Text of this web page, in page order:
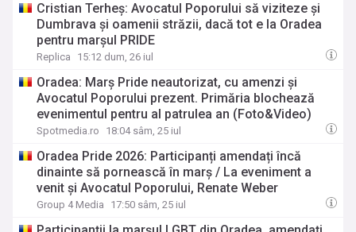
Cristian Terheș: Avocatul Poporului să viziteze și
Dumbrava și oamenii străzii, dacă tot e la Oradea
pentru marșul PRIDE
Replica 15:12 dum, 26 iul
Oradea: Marș Pride neautorizat, cu amenzi și
Avocatul Poporului prezent. Primăria blochează
evenimentul pentru al patrulea an (Foto&Video)
Spotmedia.ro 18:04 sâm, 25 iul
Oradea Pride 2026: Participanți amendați încă
dinainte să pornească în marș / La eveniment a
venit și Avocatul Poporului, Renate Weber
Group 4 Media 17:50 sâm, 25 iul